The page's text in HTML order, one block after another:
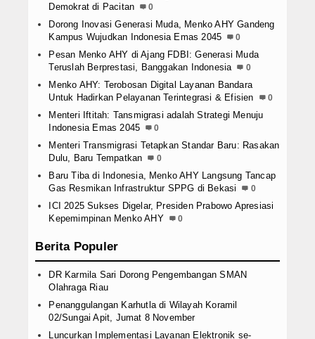
Demokrat di Pacitan
0
Dorong Inovasi Generasi Muda, Menko AHY Gandeng
Kampus Wujudkan Indonesia Emas 2045
0
Pesan Menko AHY di Ajang FDBI: Generasi Muda
Teruslah Berprestasi, Banggakan Indonesia
0
Menko AHY: Terobosan Digital Layanan Bandara
Untuk Hadirkan Pelayanan Terintegrasi & Efisien
0
Menteri Iftitah: Tansmigrasi adalah Strategi Menuju
Indonesia Emas 2045
0
Menteri Transmigrasi Tetapkan Standar Baru: Rasakan
Dulu, Baru Tempatkan
0
Baru Tiba di Indonesia, Menko AHY Langsung Tancap
Gas Resmikan Infrastruktur SPPG di Bekasi
0
ICI 2025 Sukses Digelar, Presiden Prabowo Apresiasi
Kepemimpinan Menko AHY
0
Berita Populer
DR Karmila Sari Dorong Pengembangan SMAN
Olahraga Riau
Penanggulangan Karhutla di Wilayah Koramil
02/Sungai Apit, Jumat 8 November
Luncurkan Implementasi Layanan Elektronik se-